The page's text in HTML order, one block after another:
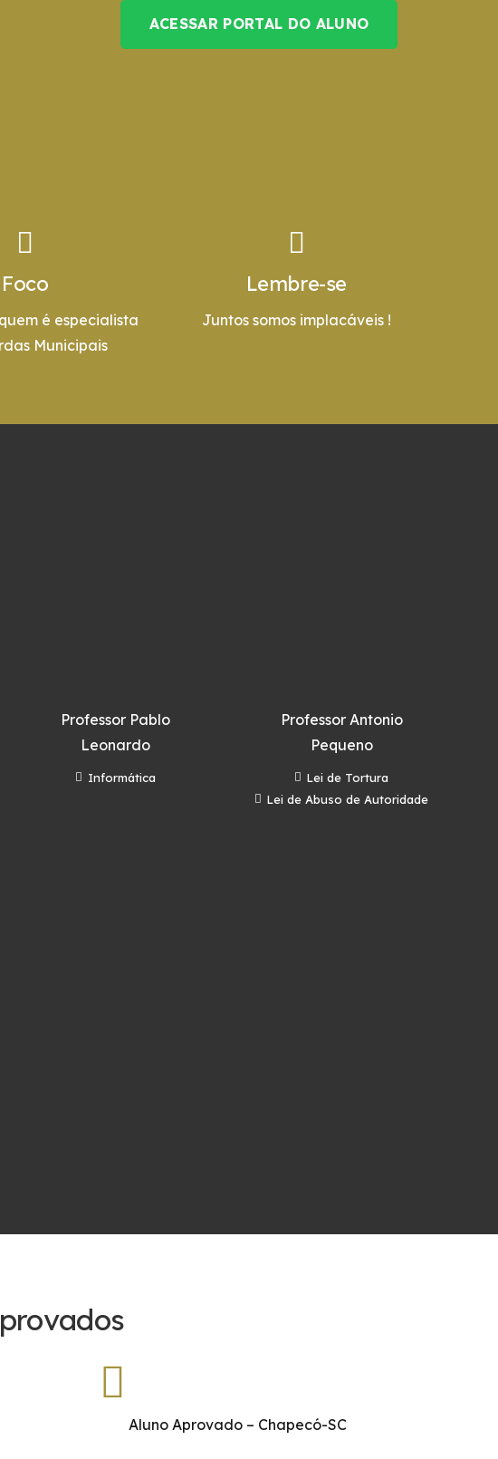
ACESSAR PORTAL DO ALUNO
Foco
é especialista
Municipais
Lembre-se
Juntos somos implacáveis !
Professor Pablo
Leonardo
Informática
Professor Antonio
Pequeno
Lei de Tortura
Lei de Abuso de Autoridade
Aluno Aprovado – Chapecó-SC